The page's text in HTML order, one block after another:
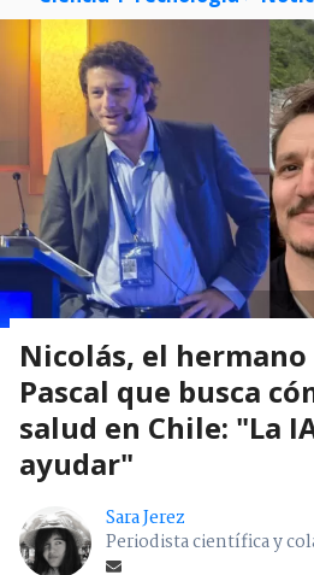
Nicolás, el hermano
Pascal que busca
salud en Chile: "La
ayudar"
Sara Jerez
Periodista científica y